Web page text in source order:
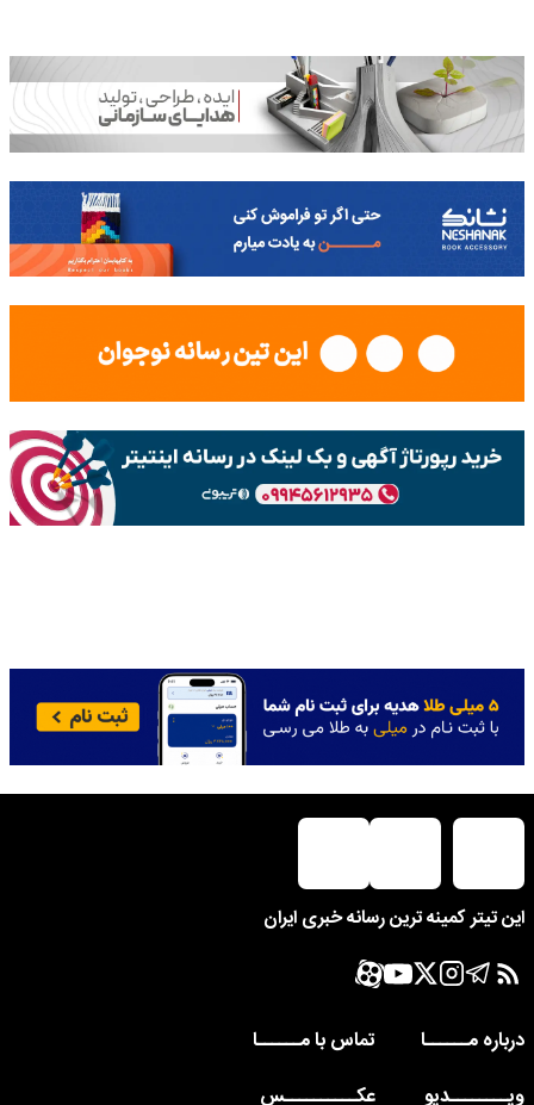
این تیتر کمینه ترین رسانه خبری ایران
درباره مــــــا
تماس با مــــــا
ویــــــــدیو
عکــــــــــس